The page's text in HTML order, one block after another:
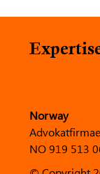
Norway
NO 919 513